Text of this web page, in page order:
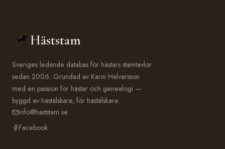
Häststam
Sveriges ledande databas för hästars stamtavlor
sedan 2006. Grundad av Karin Halvarsson
med en passion för hästar och genealogi —
byggd av hästälskare, för hästälskare.
info@haststam.se
Facebook